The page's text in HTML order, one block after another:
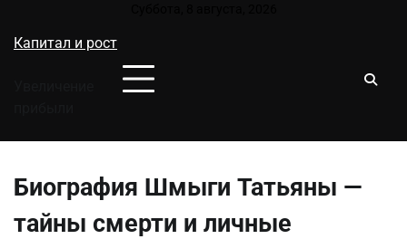
содержимому
Капитал и рост
Биография Шмыги Татьяны —
тайны смерти и личные